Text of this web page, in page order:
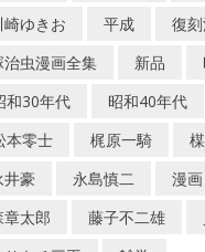
崎ゆきお 平成 復
治虫漫画全集 新品
和30年代 昭和40年代
本零士 梶原一騎
井豪 永島慎二 漫画
章太郎 藤子不二雄